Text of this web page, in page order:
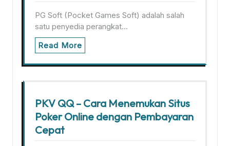
PG Soft (Pocket Games Soft) adalah salah
satu penyedia perangkat…
Read More
PKV QQ – Cara Menemukan Situs
Poker Online dengan Pembayaran
Cepat